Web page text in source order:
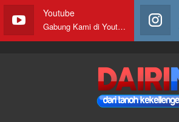
Youtube
Gabung Kami di Youtube